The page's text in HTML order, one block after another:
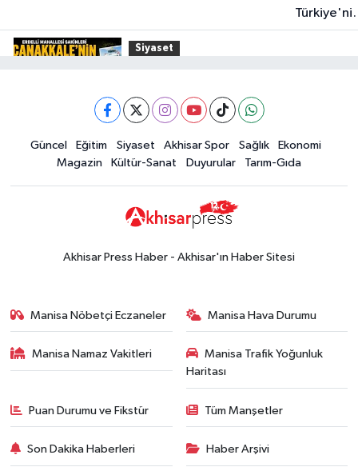
En İyi
Siyaset
yaşadı
19:00Kadın ve Çocuk Giyimde Yeni
Dönem: Minik Terzi’den Anne-
Çocuk Stilini Tamamlayan
Koleksiyonlar
Güncel
18:57Akhisar'da Atatürk
Duyurular
ilgilendiriyor! Cuma günü elektrik
kesintisi uygulanacak
Alhatoğlu'ndan
Güncel Eğitim Siyaset Akhisar Spor Sağlık
Ekonomi
Magazin
Kültür-Sanat Duyurular Tarım-Gıda
Akhisar Press Haber - Akhisar'ın Haber Sitesi
Manisa Nöbetçi Eczaneler Manisa Hava Durumu
Manisa Namaz Vakitleri
Manisa Trafik Yoğunluk
Haritası
Puan Durumu ve Fikstür Tüm Manşetler
Son Dakika Haberleri Haber Arşivi